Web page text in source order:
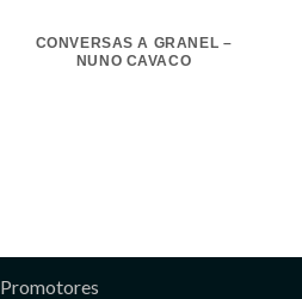
CONVERSAS A GRANEL –
NUNO CAVACO
Promotores